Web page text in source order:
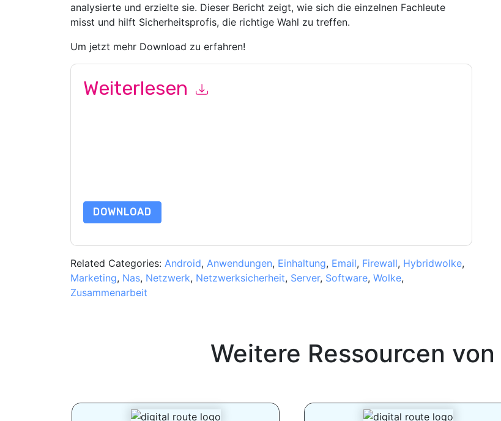
analysierte und erzielte sie. Dieser Bericht zeigt, wie sich die einzelnen Fachleute
misst und hilft Sicherheitsprofis, die richtige Wahl zu treffen.
Um jetzt mehr Download zu erfahren!
Weiterlesen
DOWNLOAD
Related Categories: Android, Anwendungen, Einhaltung, Email, Firewall, Hybridwolke,
Marketing, Nas, Netzwerk, Netzwerksicherheit, Server, Software, Wolke,
Zusammenarbeit
Weitere Ressourcen von